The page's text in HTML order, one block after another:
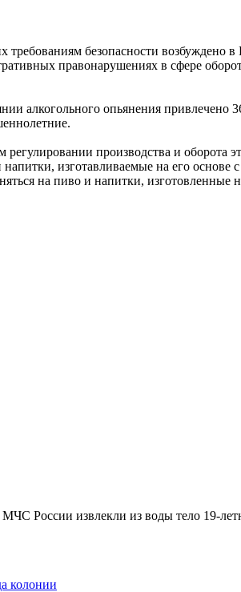
безопасности возбуждено
правонарушениях в сфере
алкогольного опьянения
производства и оборота
изготавливаемые на его
на пиво и напитки, изготовленные
МЧС России извлекли из воды тело 19-
колонии